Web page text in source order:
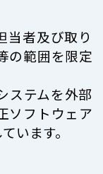
当者及び取り
の範囲を限定
ステムを外部
ソフトウェア
います。